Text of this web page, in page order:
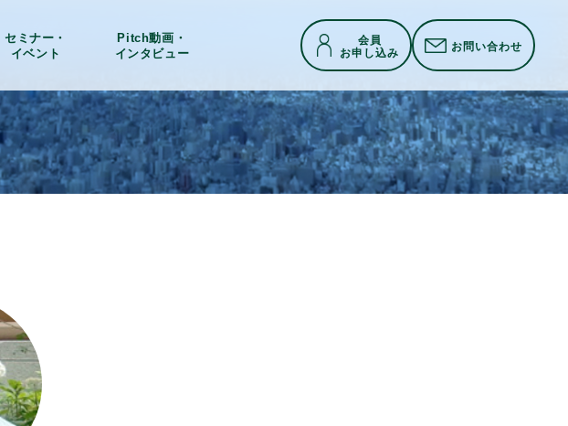
セミナー・
イベント
Pitch動画・
インタビュー
会員
お申し込み お問い合わせ